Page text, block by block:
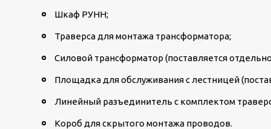
Шкаф РУНН;
Траверса для монтажа трансформатора;
Силовой трансформатор (поставляется
Площадка для обслуживания с лестницей
Линейный разъединитель с комплектом
Короб для скрытого монтажа проводов.